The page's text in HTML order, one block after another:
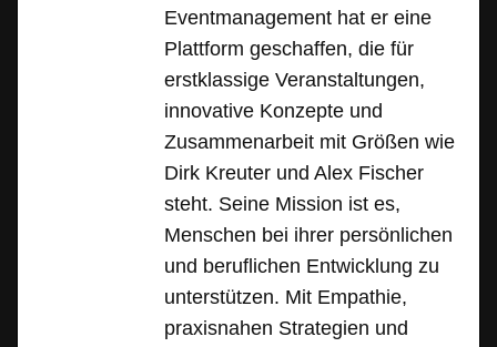
Eventmanagement hat er eine
Plattform geschaffen, die für
erstklassige Veranstaltungen,
innovative Konzepte und
Zusammenarbeit mit Größen wie
Dirk Kreuter und Alex Fischer
steht. Seine Mission ist es,
Menschen bei ihrer persönlichen
und beruflichen Entwicklung zu
unterstützen. Mit Empathie,
praxisnahen Strategien und